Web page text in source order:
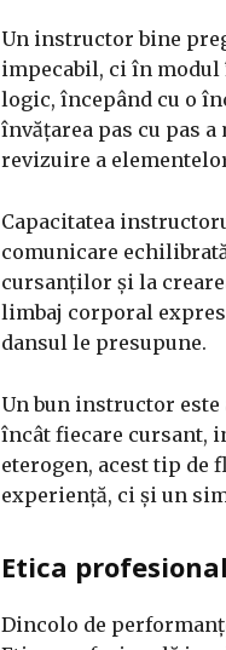
Un instructor bine
impecabil, ci în modul
logic, începând cu o
învățarea pas cu pas
revizuire a
Capacitatea
comunicare
cursanților și la
limbaj corporal
dansul le presupune.
Un bun instructor
încât fiecare cursant,
eterogen, acest tip de
experiență, ci și un
Etica
Dincolo de